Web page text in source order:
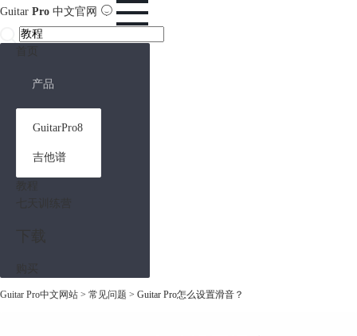
Guitar Pro 中文官网
产品
GuitarPro8
吉他谱
Guitar Pro中文网站 > 常见问题 > Guitar Pro怎么设置滑音？